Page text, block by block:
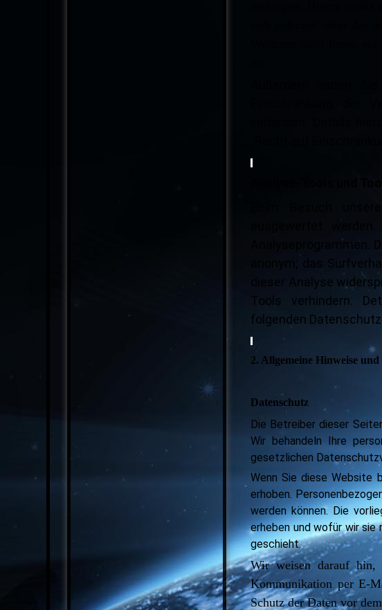
verlangen. Details
Analyse-Tools und
Beim Besuch
ausgewertet
Analyseprogrammen.
anonym; das
dieser Analyse
Tools verhindern.
folgenden
2. Allgemeine Hinweise
Datenschutz
Die Betreiber dieser
Wir behandeln Ihre
gesetzlichen
Wenn Sie diese Website
erhoben.
werden können. Die
erheben und wofür wir sie
geschieht.
Wir weisen darauf hin,
Kommunikation per E-
Schutz der Daten vor